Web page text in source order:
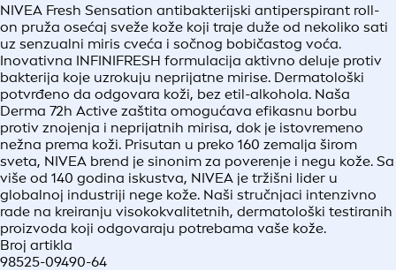
NIVEA Fresh Sensation antibakterijski antiperspirant roll-
on pruža osećaj sveže kože koji traje duže od nekoliko sati
uz senzualni miris cveća i sočnog bobičastog voća.
Inovativna INFINIFRESH formulacija aktivno deluje protiv
bakterija koje uzrokuju neprijatne mirise. Dermatološki
potvrđeno da odgovara koži, bez etil-alkohola. Naša
Derma 72h Active zaštita omogućava efikasnu borbu
protiv znojenja i neprijatnih mirisa, dok je istovremeno
nežna prema koži. Prisutan u preko 160 zemalja širom
sveta, NIVEA brend je sinonim za poverenje i negu kože. Sa
više od 140 godina iskustva, NIVEA je tržišni lider u
globalnoj industriji nege kože. Naši stručnjaci intenzivno
rade na kreiranju visokokvalitetnih, dermatološki testiranih
proizvoda koji odgovaraju potrebama vaše kože.
Broj artikla
98525-09490-64